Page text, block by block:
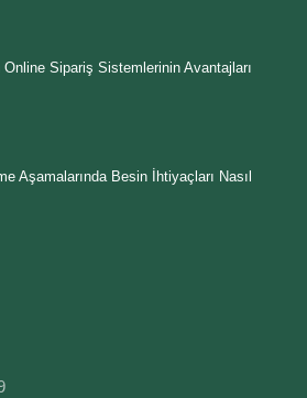
Sipariş Sistemlerinin Avantajları
Aşamalarında Besin İhtiyaçları Nasıl